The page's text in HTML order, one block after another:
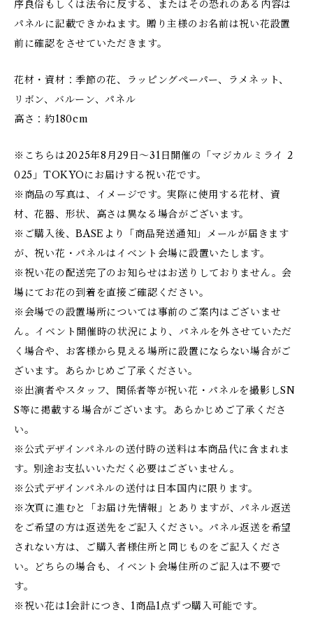
序良俗もしくは法令に反する、またはその恐れのある内容は
パネルに記載できかねます。贈り主様のお名前は祝い花設置
前に確認をさせていただきます。
花材・資材：季節の花、ラッピングペーパー、ラメネット、
リボン、バルーン、パネル
高さ：約180cm
※こちらは2025年8月29日～31日開催の「マジカルミライ 2
025」TOKYOにお届けする祝い花です。
※商品の写真は、イメージです。実際に使用する花材、資
材、花器、形状、高さは異なる場合がございます。
※ご購入後、BASEより「商品発送通知」メールが届きます
が、祝い花・パネルはイベント会場に設置いたします。
※祝い花の配送完了のお知らせはお送りしておりません。会
場にてお花の到着を直接ご確認ください。
※会場での設置場所については事前のご案内はございませ
ん。イベント開催時の状況により、パネルを外させていただ
く場合や、お客様から見える場所に設置にならない場合がご
ざいます。あらかじめご了承ください。
※出演者やスタッフ、関係者等が祝い花・パネルを撮影しSN
S等に掲載する場合がございます。あらかじめご了承くださ
い。
※公式デザインパネルの送付時の送料は本商品代に含まれま
す。別途お支払いいただく必要はございません。
※公式デザインパネルの送付は日本国内に限ります。
※次頁に進むと「お届け先情報」とありますが、パネル返送
をご希望の方は返送先をご記入ください。パネル返送を希望
されない方は、ご購入者様住所と同じものをご記入くださ
い。どちらの場合も、イベント会場住所のご記入は不要で
す。
※祝い花は1会計につき、1商品1点ずつ購入可能です。